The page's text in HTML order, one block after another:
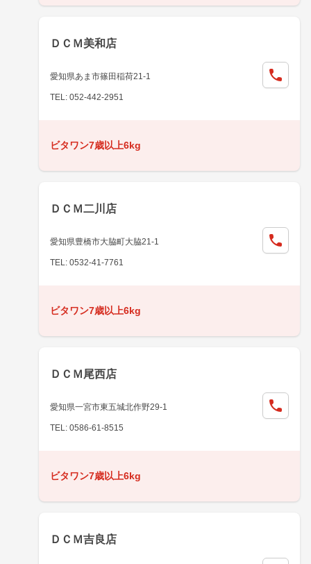
ＤＣＭ美和店
愛知県あま市篠田稲荷21-1
TEL: 052-442-2951
ビタワン7歳以上6kg
ＤＣＭ二川店
愛知県豊橋市大脇町大脇21-1
TEL: 0532-41-7761
ビタワン7歳以上6kg
ＤＣＭ尾西店
愛知県一宮市東五城北作野29-1
TEL: 0586-61-8515
ビタワン7歳以上6kg
ＤＣＭ吉良店